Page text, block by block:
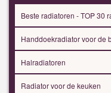
Beste radiatoren - TOP 30
Handdoekradiator voor de
Halradiatoren
Radiator voor de keuken